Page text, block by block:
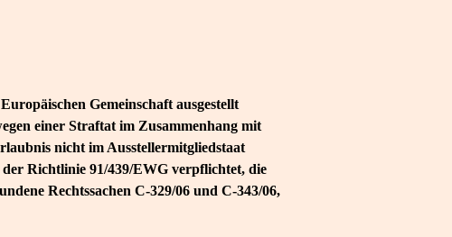
Gemeinschaft ausgestellt
einer Straftat im Zusammenhang mit
nicht im Ausstellermitgliedstaat
Richtlinie 91/439/EWG verpflichtet, die
Rechtssachen C-329/06 und C-343/06,